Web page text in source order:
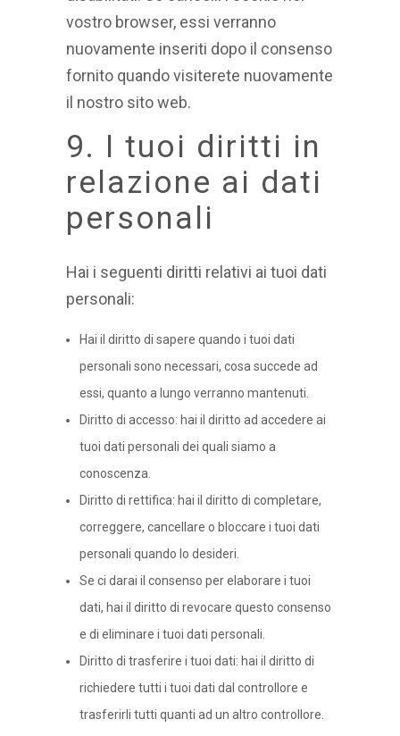
vostro browser, essi verranno
nuovamente inseriti dopo il consenso
fornito quando visiterete nuovamente
il nostro sito web.
9. I tuoi diritti in
relazione ai dati
personali
Hai i seguenti diritti relativi ai tuoi dati
personali:
Hai il diritto di sapere quando i tuoi dati
personali sono necessari, cosa succede ad
essi, quanto a lungo verranno mantenuti.
Diritto di accesso: hai il diritto ad accedere ai
tuoi dati personali dei quali siamo a
conoscenza.
Diritto di rettifica: hai il diritto di completare,
correggere, cancellare o bloccare i tuoi dati
personali quando lo desideri.
Se ci darai il consenso per elaborare i tuoi
dati, hai il diritto di revocare questo consenso
e di eliminare i tuoi dati personali.
Diritto di trasferire i tuoi dati: hai il diritto di
richiedere tutti i tuoi dati dal controllore e
trasferirli tutti quanti ad un altro controllore.